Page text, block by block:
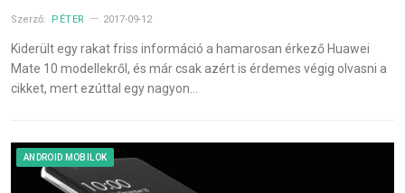
Szerző: PÉTER 2017-09-12
Kiderült egy rakat friss információ a hamarosan érkező Huawei
Mate 10 modellekről, és már csak azért is érdemes végig olvasni a
cikket, mert ezúttal egy nagyon…
ANDROID MOBILOK